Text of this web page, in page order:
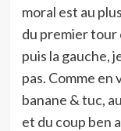
moral est au
du premier tour
puis la gauche,
pas. Comme en
banane & tuc,
et du coup ben